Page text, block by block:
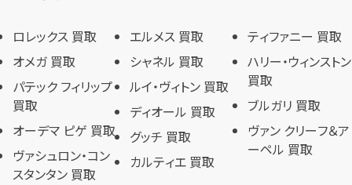
ゼニス
セリーヌ
フェンディ
ブシュロン
ブライトリング
プラダ
ロンジン
ロレックス 買取
オメガ 買取
パテック フィリップ
買取
オーデマ ピゲ 買取
ヴァシュロン・コン
スタンタン 買取
エルメス 買取
シャネル 買取
ルイ・ヴィトン 買取
ディオール 買取
グッチ 買取
カルティエ 買取
ティファニー 買取
ハリー・ウィンストン
買取
ブルガリ 買取
ヴァン クリーフ＆ア
ーペル 買取